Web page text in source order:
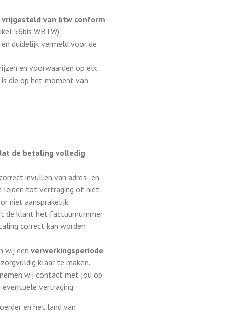
vrijgesteld van btw conform
56bis WBTW).
duidelijk vermeld voor de
en voorwaarden op elk
die op het moment van
de betaling volledig
invullen van adres- en
leiden tot vertraging of niet-
niet aansprakelijk.
de klant het factuurnummer
correct kan worden
wij een verwerkingsperiode
klaar te maken.
wij contact met jou op
vertraging.
en het land van